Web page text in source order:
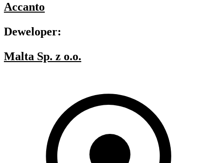
Accanto
Deweloper:
Malta Sp. z o.o.